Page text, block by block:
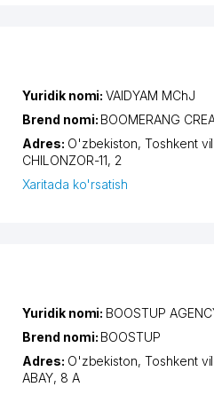
Yuridik nomi:VAIDYAM MChJ
Brend nomi: BOOMERANG
Adres: O'zbekiston,Toshkent
CHILONZOR-11, 2
Xaritada ko'rsatish
Yuridik nomi: BOOSTUP
Brend nomi: BOOSTUP
Adres: O'zbekiston,Toshkent
ABAY, 8 A